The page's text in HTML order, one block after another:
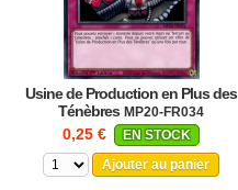
Usine de Production en Plus des
Ténèbres MP20-FR034
0,25 €
EN STOCK
Ajouter au panier